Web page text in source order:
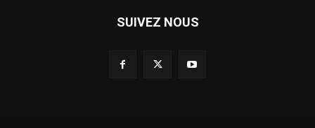
SUIVEZ NOUS